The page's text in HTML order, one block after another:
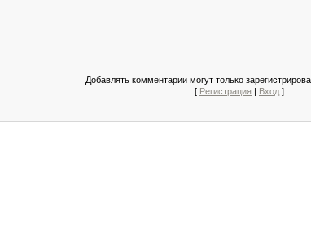
Добавлять комментарии могут только
[ Регистрация Вход ]